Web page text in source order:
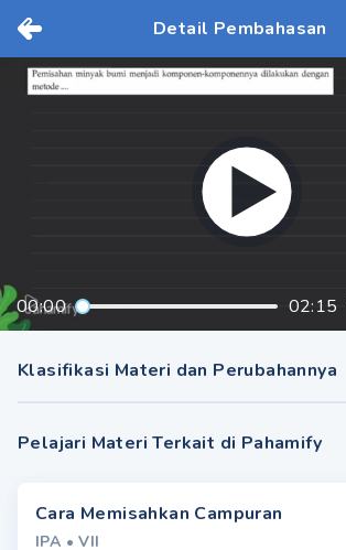
Detail Pembahasan
00:00 02:15
Klasifikasi Materi dan Perubahannya
Pelajari Materi Terkait di Pahamify
Cara Memisahkan Campuran
IPA •VII